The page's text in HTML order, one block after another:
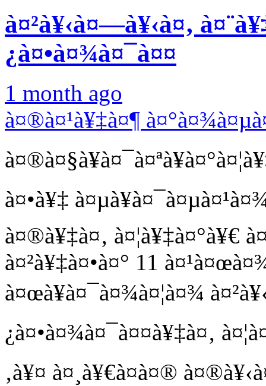
à¤²à¥‹à¤—à¥‹à¤‚
¿à¤•à¤¾à¤¯à¤¤
1 month ago
à¤®à¤¹à¥‡à¤¶
à¤•à¥‡
à¤®à¥‡à¤‚ à¤¦à¥‡à¤°à¥€
à¤²à¥‡à¤•à¤° 11
à¤œà¥à¤¯à¤¾à¤¦à¤¾
¿à¤•à¤¾à¤¯à¤¤à¥‡à¤‚
‚à¥¤ à¤¸à¥€à¤à¤®